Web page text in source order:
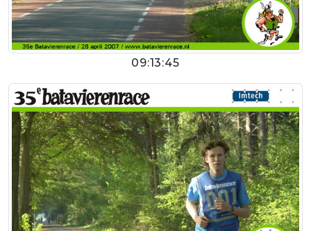
09:13:45